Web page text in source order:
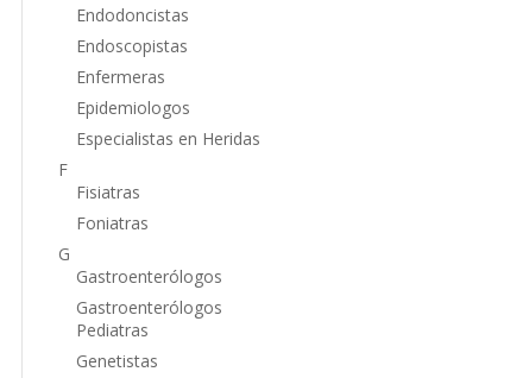
Endodoncistas
Endoscopistas
Enfermeras
Epidemiologos
Especialistas en Heridas
F
Fisiatras
Foniatras
G
Gastroenterólogos
Gastroenterólogos
Pediatras
Genetistas